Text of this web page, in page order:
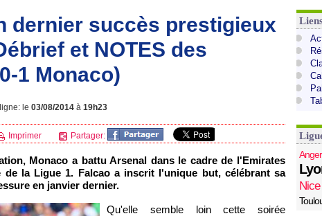
dernier succès prestigieux
et NOTES des
1 Monaco)
le 03/08/2014 à 19h23
Imprimer Partager:
Monaco a battu Arsenal dans le cadre de l'Emirates
de la Ligue 1. Falcao a inscrit l'unique but, célébrant sa
en janvier dernier.
Qu'elle semble loin cette soirée
Nice